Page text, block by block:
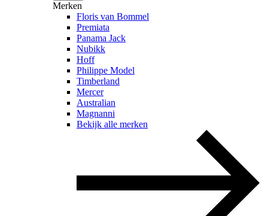
Merken
Floris van Bommel
Premiata
Panama Jack
Nubikk
Hoff
Philippe Model
Timberland
Mercer
Australian
Magnanni
Bekijk alle merken